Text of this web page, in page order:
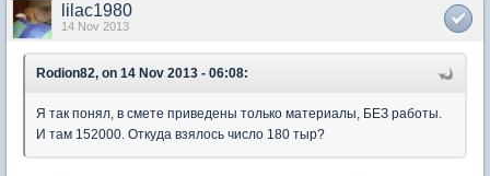
lilac1980
14 Nov 2013
Rodion82, on 14 Nov 2013 - 06:08:
Я так понял, в смете приведены только материалы, БЕЗ работы.
И там 152000. Откуда взялось число 180 тыр?